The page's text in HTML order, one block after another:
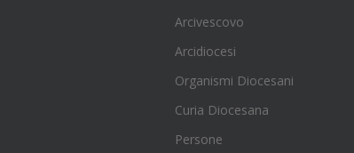
Arcivescovo
Arcidiocesi
Organismi Diocesani
Curia Diocesana
Persone